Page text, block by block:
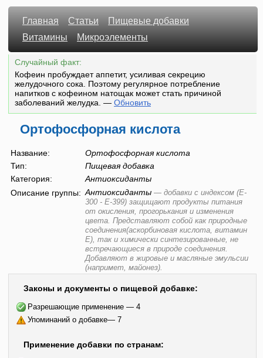
Главная Статьи
Пищевые добавки
Витамины
Микроэлементы
Случайный факт:
Кофеин пробуждает аппетит, усиливая секрецию
желудочного сока. Поэтому регулярное потребление
напитков с кофеином натощак может стать причиной
заболеваний желудка. — Обновить
Ортофосфорная кислота
Название:
Ортофосфорная кислота
Тип:
Пищевая добавка
Категория:
Антиоксиданты
Описание группы: Антиоксиданты — добавки с индексом (E-
300 - E-399) защищают продукты питания
от окисления, прогорькания и изменения
цвета. Представляют собой как природные
соединения(аскорбиновая кислота, витамин
Е), так и химически синтезированные, не
встречающиеся в природе соединения.
Добавляют в жировые и масляные эмульсии
(напримет, майонез).
Законы и документы о пищевой добавке:
Разрешающие применение — 4
Упоминаний о добавке— 7
Применение добавки по странам: